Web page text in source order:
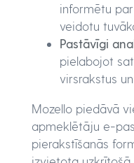
informētu
veidotu
Pastāvīgi
pielabojot
virsrakstus
Mozello piedāvā
apmeklētāju e-
pierakstīšanās